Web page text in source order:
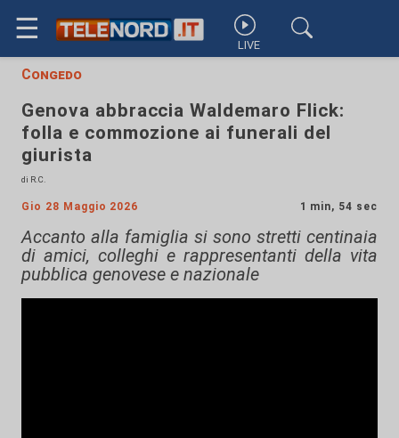
☰ LIVE
Congedo
Genova abbraccia Waldemaro Flick:
folla e commozione ai funerali del
giurista
di R.C.
Gio 28 Maggio 2026 1 min, 54 sec
Accanto alla famiglia si sono stretti centinaia
di amici, colleghi e rappresentanti della vita
pubblica genovese e nazionale